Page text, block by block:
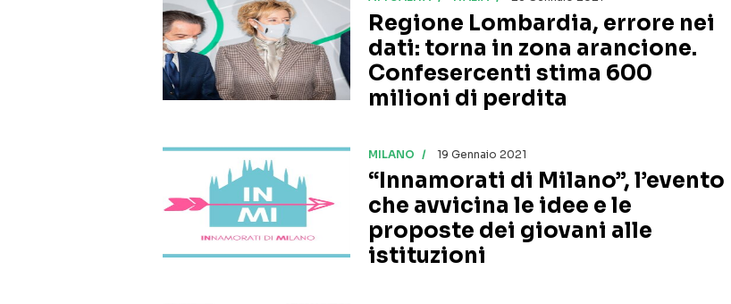
Regione Lombardia, errore nei
dati: torna in zona arancione.
Confesercenti stima 600
milioni di perdita
MILANO 19 Gennaio 2021
“Innamorati di Milano”, l’evento
che avvicina le idee e le
proposte dei giovani alle
istituzioni